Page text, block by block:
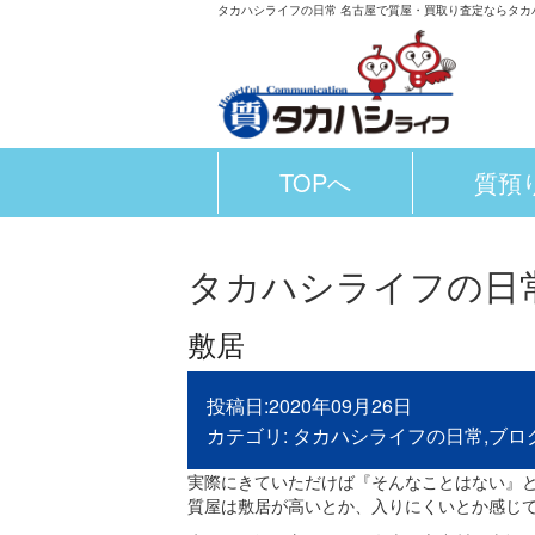
タカハシライフの日常 名古屋で質屋・買取り査定ならタ
TOPへ 質預
タカハシライフの日
敷居
投稿日:2020年09月26日
カテゴリ: タカハシライフの日常,ブロ
実際にきていただけば『そんなことはない』
質屋は敷居が高いとか、入りにくいとか感じ